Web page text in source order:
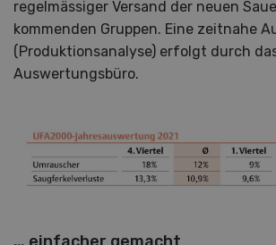
regelmässiger Versand der neuen
kommenden Gruppen. Eine zeitnahe
(Produktionsanalyse) erfolgt durch
Auswertungsbüro.